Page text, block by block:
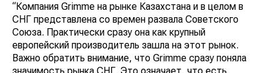
“Компания Grimme на рынке Казахстана и в целом в
СНГ представлена со времен развала Советского
Союза. Практически сразу она как крупный
европейский производитель зашла на этот рынок.
Важно обратить внимание, что Grimme сразу поняла